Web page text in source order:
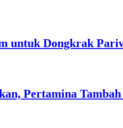
untuk Dongkrak
Pertamina